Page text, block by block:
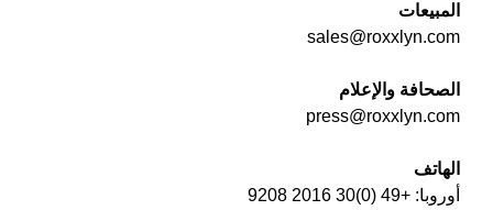
المبيعات
sales@roxxlyn.com
الصحافة والإعلام
press@roxxlyn.com
الهاتف
أوروبا: +49 (0)30 2016 9208